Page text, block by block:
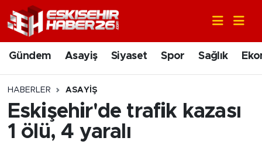
Gündem Asayiş Siyaset Spor Sağlık
HABERLER ASAYIŞ
Eskişehir'de trafik kazası
1 ölü, 4 yaralı
Gündem
Asayiş
Siyaset
Spor
Nöbetçi Eczaneler
Hava Durumu
Trafik Durumu
Süper Lig Puan Durumu ve Fikstür